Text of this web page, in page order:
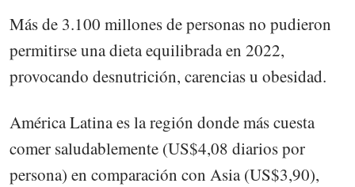
Más de 3.100 millones de personas no pudieron
permitirse una dieta equilibrada en 2022,
provocando desnutrición, carencias u obesidad.
América Latina es la región donde más cuesta
comer saludablemente (US$4,08 diarios por
persona) en comparación con Asia (US$3,90),